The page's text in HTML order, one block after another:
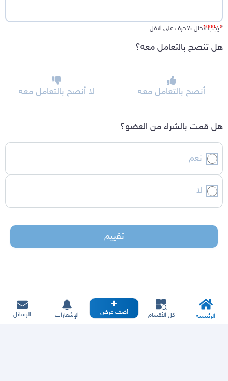
*يجب ادخال ٧٠ حرف على الاقل0
/ 1000
هل تنصح بالتعامل معه؟
أنصح بالتعامل معه لا أنصح بالتعامل معه
هل قمت بالشراء من العضو؟
نعم
لا
تقييم
الرئيسية كل الأقسام أضف عرض الإشعارات الرسائل